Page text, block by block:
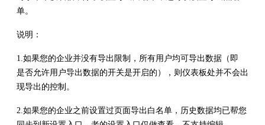
单。
说明：
1.如果您的企业并没有导出限制，所有用户均可导出数据（即
是否允许用户导出数据的开关是开启的），则仪表板处并不会出
现导出的控制。
2.如果您的企业之前设置过页面导出白名单，历史数据均已帮您